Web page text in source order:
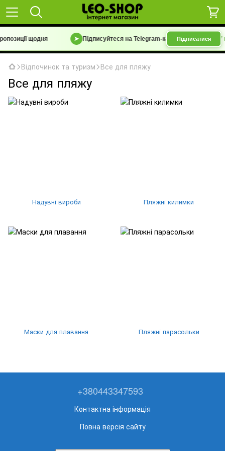
щодня ➤ Підписуйтеся на Telegram-канал«Барахолка 7
Підписатися
Відпочинок та туризм Все для пляжу
Все для пляжу
Надувні вироби Пляжні килимки
Маски для плавання Пляжні парасольки
+380443347593
Контактна інформація
Повна версія сайту